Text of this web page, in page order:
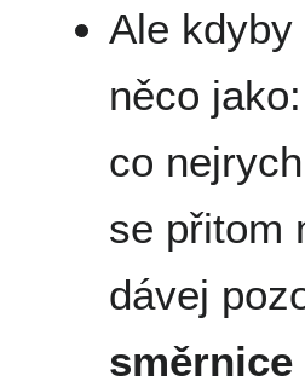
Ale
něco
co
se přitom
dávej
směrnice